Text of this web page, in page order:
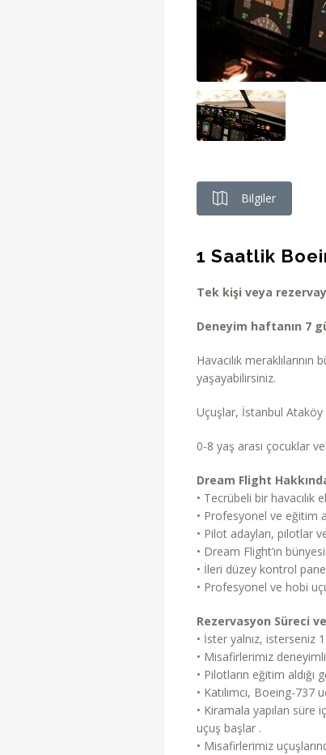
Bilgiler
1 Saatlik
Tek kişi veya
Deneyim haftanın 7
Havacılık
yaşayabilirsiniz.
Uçuşlar, İstanbul Ataköy
0-8 yaş arası çocuklar
Dream Flight
• Tecrübeli bir havacılık
• Profesyonel ve eğitim
• Pilot adayları, pilotlar
• Dream Flight’ın
• İleri düzey kontrol
• Profesyonel ve hobi
Rezervasyon Süreci
• İster yalnız, isterseniz
• Misafirlerimiz
• Pilotların eğitim
• Katılımcı, Boeing-
• Kiramala yapılan süre
uçuş başlar .
• Misafirlerimiz